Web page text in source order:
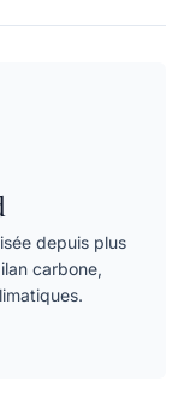
depuis plus
carbone,